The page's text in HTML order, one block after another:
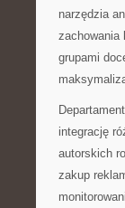
narzędzia
zachowania
grupami
integrację
autorskich
zakup